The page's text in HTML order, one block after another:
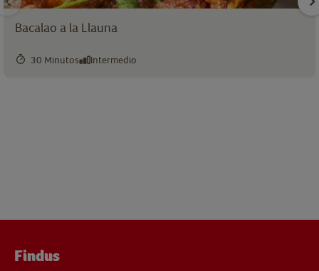
Bacalao a la Llauna
30 Minutos Intermedio
Findus